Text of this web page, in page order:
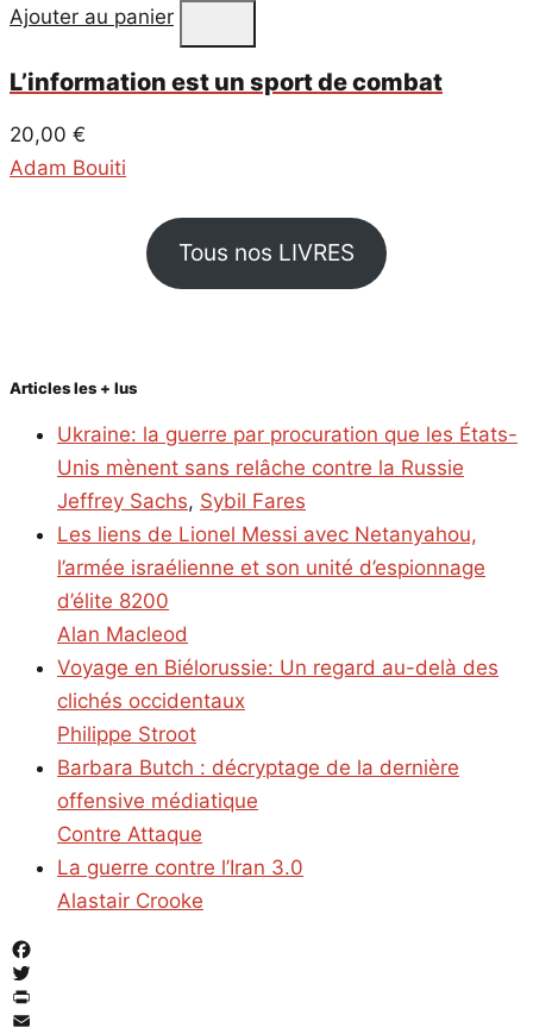
Ajouter au panier
L’information est un sport de combat
20,00 €
Adam Bouiti
Tous nos LIVRES
Articles les + lus
Ukraine: la guerre par procuration que les États-
Unis mènent sans relâche contre la Russie
Jeffrey Sachs, Sybil Fares
Les liens de Lionel Messi avec Netanyahou,
l’armée israélienne et son unité d’espionnage
d’élite 8200
Alan Macleod
Voyage en Biélorussie: Un regard au-delà des
clichés occidentaux
Philippe Stroot
Barbara Butch : décryptage de la dernière
offensive médiatique
Contre Attaque
La guerre contre l’Iran 3.0
Alastair Crooke
Facebook
Twitter
PrintFriendly